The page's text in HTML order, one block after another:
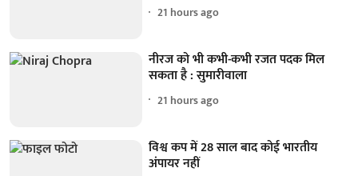
21 hours ago
नीरज को भी कभी-कभी रजत पदक मिल
सकता है : सुमारीवाला
21 hours ago
विश्व कप में 28 साल बाद कोई भारतीय
अंपायर नहीं